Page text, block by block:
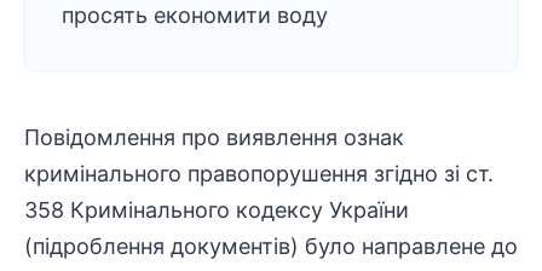
просять економити воду
Повідомлення про виявлення ознак
кримінального правопорушення згідно зі ст.
358 Кримінального кодексу України
(підроблення документів) було направлене до